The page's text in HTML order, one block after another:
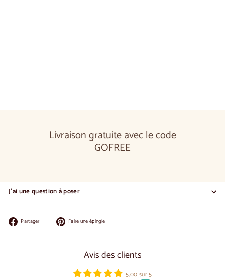
Livraison gratuite avec le code
GOFREE
J'ai une question à poser
Partager PartagerFaire une épingle
Avis des clients
5,00 sur 5